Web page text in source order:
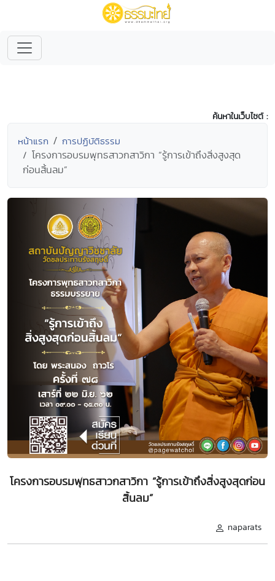
ค้นหาในเว็บไซต์ :
หน้าแรก การปฏิบัติธรรม
โครงการอบรมพุทธสาวกสาวิกา “รู้การเข้าถึงสิ่งสูงสุด
ก่อนสิ้นลม”
โครงการอบรมพุทธสาวกสาวิกา “รู้การเข้าถึงสิ่งสูงสุดก่อน
สิ้นลม”
naparats